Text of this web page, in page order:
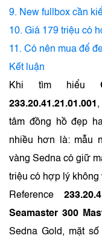
9. New fullbox cần
10. Giá 179 triệu có
11. Có nên mua để
Kết luận
Khi tìm hiểu
233.20.41.21.01.001
tâm đồng hồ đẹp
nhiều hơn là: mẫu
vàng Sedna có giữ
triệu có hợp lý không
Reference
Seamaster 300
Sedna Gold, mặt số